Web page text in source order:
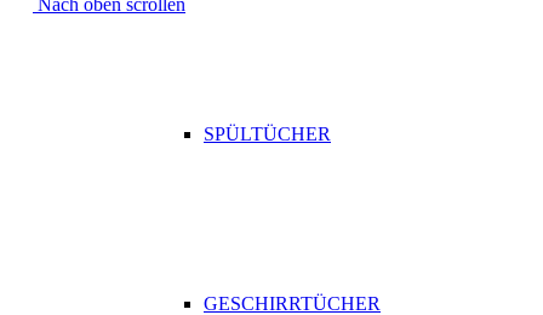
SPÜLTÜCHER
GESCHIRRTÜCHER
Nach oben scrollen